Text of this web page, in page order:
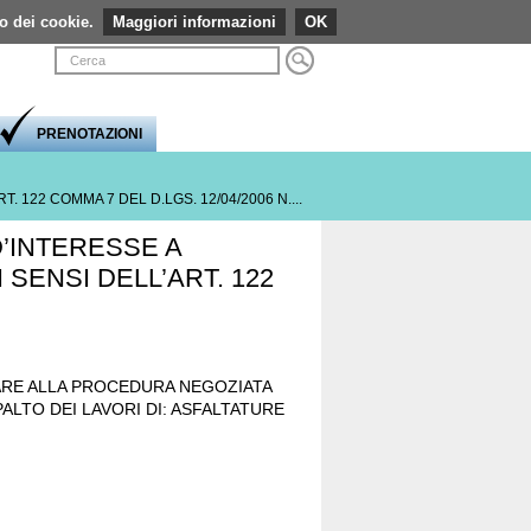
Login Stampa Visualizza caratteri normali
Visualizza caratteri grandi
Visualizzazione ad alto contrasto
Comprimi pagina a dimensione fissa
Espandi pagina alla dimensione della
PRENOTAZIONI
122 COMMA 7 DEL D.LGS. 12/04/2006 N....
A
DELL’ART. 122
ALLA PROCEDURA NEGOZIATA
DEI LAVORI DI: ASFALTATURE
dei cookie. Maggiori informazioni OK